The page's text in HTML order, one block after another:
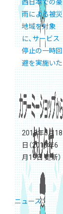
西日本での豪
雨による被災
地域を対象
に、サービス
停止の一時回
避を実施いた
します
2018年6月18
日（2018年6
月19日 更新）
ニュース